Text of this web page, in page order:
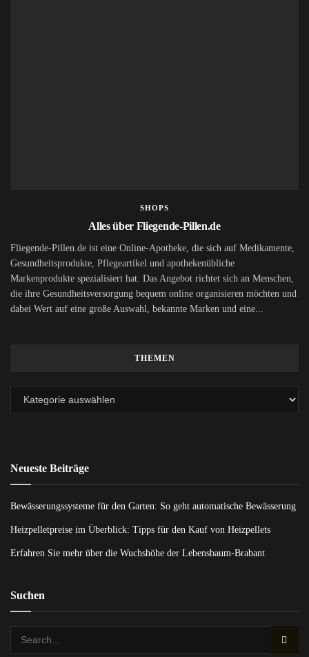
SHOPS
Alles über Fliegende-Pillen.de
Fliegende-Pillen.de ist eine Online-Apotheke, die sich auf Medikamente,
Gesundheitsprodukte, Pflegeartikel und apothekenübliche
Markenprodukte spezialisiert hat. Das Angebot richtet sich an Menschen,
die ihre Gesundheitsversorgung bequem online organisieren möchten und
dabei Wert auf eine große Auswahl, bekannte Marken und eine...
THEMEN
Neueste Beiträge
Bewässerungssysteme für den Garten: So geht automatische Bewässerung
Heizpelletpreise im Überblick: Tipps für den Kauf von Heizpellets
Erfahren Sie mehr über die Wuchshöhe der Lebensbaum-Brabant
Suchen